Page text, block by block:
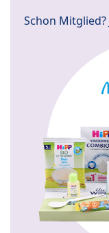
Schon Mitglied?